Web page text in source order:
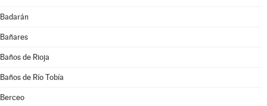
Badarán
Bañares
Baños de Rioja
Baños de Río Tobía
Berceo